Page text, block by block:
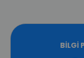
BILGI